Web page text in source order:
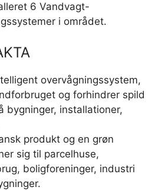
6 Vandvagt-
i området.
overvågningssystem,
og forhindrer spild
bygninger, installationer,
produkt og en grøn
sig til parcelhuse,
boligforeninger, industri